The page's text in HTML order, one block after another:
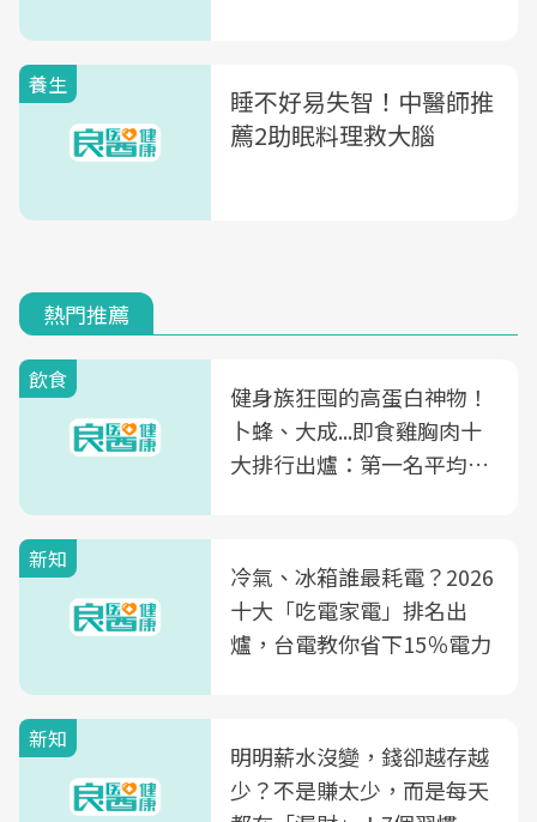
養生
睡不好易失智！中醫師推
薦2助眠料理救大腦
熱門推薦
飲食
健身族狂囤的高蛋白神物！
卜蜂、大成...即食雞胸肉十
大排行出爐：第一名平均一
新知
冷氣、冰箱誰最耗電？2026
十大「吃電家電」排名出
爐，台電教你省下15％電力
新知
明明薪水沒變，錢卻越存越
少？不是賺太少，而是每天